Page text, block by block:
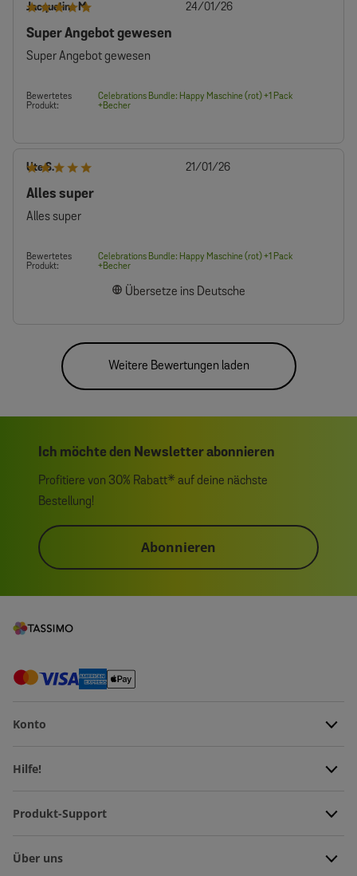
Jacqueline M.
Super Angebot gewesen
Super Angebot gewesen
Bewertetes
Produkt:
Celebrations Bundle: Happy Maschine (rot) +1 Pack
+Becher
Veröffentlichungsdatum
24/01/26
Ute S.
Alles super
Alles super
Bewertetes
Produkt:
Celebrations Bundle: Happy Maschine (rot) +1 Pack
+Becher
Übersetze ins Deutsche
Veröffentlichungsdatum
21/01/26
Weitere Bewertungen laden
Ich möchte den Newsletter abonnieren
Profitiere von 30% Rabatt* auf deine nächste
Bestellung!
Abonnieren
Konto
Hilfe!
Produkt-Support
Über uns